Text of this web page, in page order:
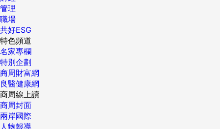
管理
職場
共好ESG
特色頻道
名家專欄
特別企劃
商周財富網
良醫健康網
商周線上讀
商周封面
兩岸國際
人物報導